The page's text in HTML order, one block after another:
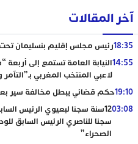
آخر المقالات
18:35رئيس مجلس إقليم بنسليمان تحت
14:55النيابة العامة تستمع إلى
لاعبي المنتخب المغربي بـ”التآمر
19:10حكم قضائي يبطل مخالفة سير بعد
03:08
سجنا للناصري الرئيس السابق
الصحراء”